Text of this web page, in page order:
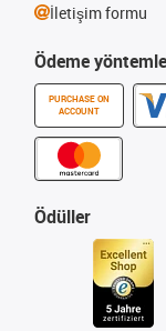
Ödeme
PURCHASE ON
ACCOUNT
Ödüller
İletişim formu